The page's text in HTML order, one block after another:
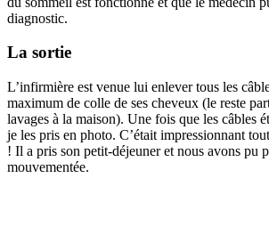
diagnostic.
La sortie
L’infirmière est venue lui enlever tous les
maximum de colle de ses cheveux (le reste
lavages à la maison). Une fois que les câbles
je les pris en photo. C’était impressionnant
! Il a pris son petit-déjeuner et nous avons pu
mouvementée.